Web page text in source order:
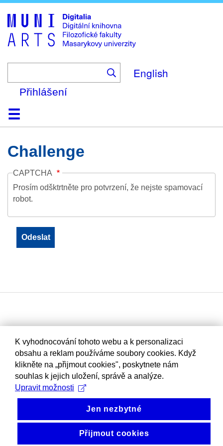
to
main
content
English
Přihlášení
DomůKolekce
Prohlížení
Vyhledávání
O platformě
Nápověda
KontaktDigitalia
Challenge
CAPTCHA
Prosím odšktrtněte pro potvrzení, že nejste spamovací
robot.
K vyhodnocování tohoto webu a k personalizaci
obsahu a reklam používáme soubory cookies. Když
klikněte na „přijmout cookies", poskytnete nám
souhlas k jejich uložení, správě a analýze.
Upravit možnosti
Jen nezbytné
Přijmout cookies